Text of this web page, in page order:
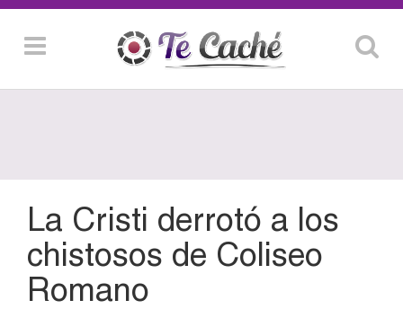
La Cristi derrotó a los
chistosos de Coliseo
Romano